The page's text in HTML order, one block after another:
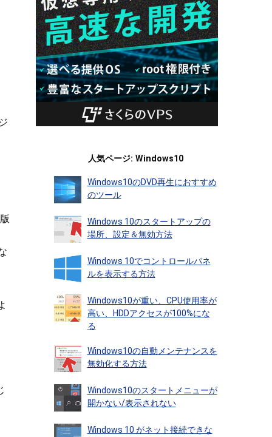
人気ページ: Windows10
Windows10のDVD再生におすすめ
のツール
Windows 10のスタートアップの
場所、設定＆無効方法
Windows 10でコントロールパネ
ルを表示する方法
Windows10が重い、CPU使用率が
高い、HDDアクセスが100%にな
る
Windows10の自動メンテナンスを
無効化する方法
Windows10のスタートメニューが
開かない/表示されない
Windows 10 がネット接続できな